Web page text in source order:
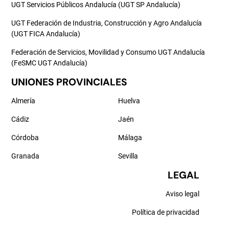
UGT Servicios Públicos Andalucía (UGT SP Andalucía)
UGT Federación de Industria, Construcción y Agro Andalucía
(UGT FICA Andalucía)
Federación de Servicios, Movilidad y Consumo UGT Andalucía
(FeSMC UGT Andalucía)
UNIONES PROVINCIALES
Almería
Cádiz
Córdoba
Granada
Huelva
Jaén
Málaga
Sevilla
LEGAL
Aviso legal
Política de privacidad